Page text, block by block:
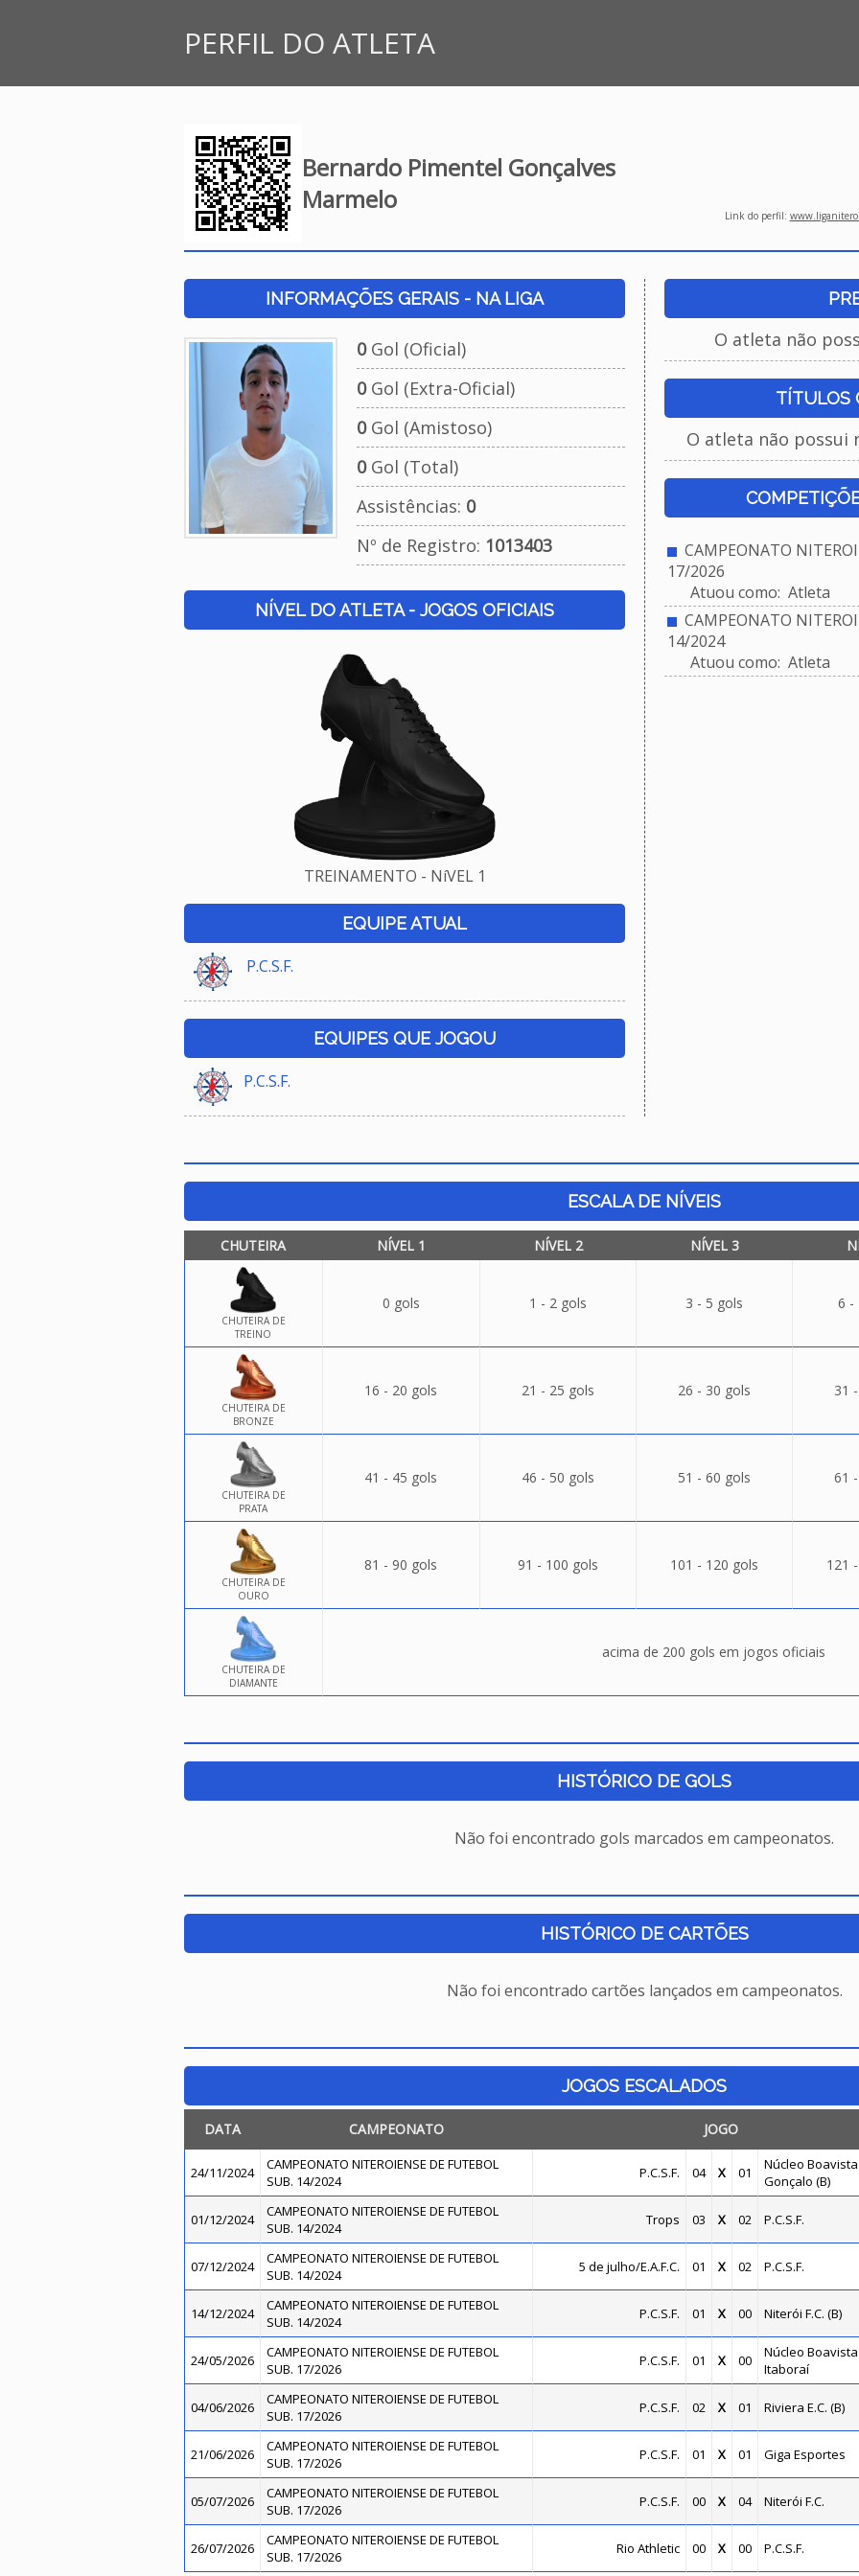
PERFIL DO ATLETA
Bernardo Pimentel Gonçalves
Marmelo
Link do perfil:
INFORMAÇÕES GERAIS - NA LIGA
0Gol (Oficial)
0Gol (Extra-Oficial)
0Gol (Amistoso)
0Gol (Total)
Assistências: 0
Nº de Registro: 1013403
NÍVEL DO ATLETA - JOGOS OFICIAIS
TREINAMENTO - NíVEL 1
EQUIPE ATUAL
P.C.S.F.
EQUIPES QUE JOGOU
P.C.S.F.
O atleta não
TÍTULOS
O atleta não possui
CAMPEONATO
17/2026
Atuou como: Atleta
CAMPEONATO
14/2024
Atuou como: Atleta
ESCALA DE NÍVEIS
CHUTEIRA NÍVEL 1 NÍVEL 2 NÍVEL 3
CHUTEIRA DE
TREINO
0 gols 1 - 2 gols 3 - 5 gols 6 -
CHUTEIRA DE
BRONZE
16 - 20 gols 21 - 25 gols 26 - 30 gols 31
CHUTEIRA DE
PRATA
41 - 45 gols 46 - 50 gols 51 - 60 gols 61
CHUTEIRA DE
OURO
81 - 90 gols 91 - 100 gols 101 - 120 gols 121
CHUTEIRA DE
DIAMANTE
acima de 200 gols em jogos oficiais
HISTÓRICO DE GOLS
Não foi encontrado gols marcados em campeonatos.
HISTÓRICO DE CARTÕES
Não foi encontrado cartões lançados em campeonatos.
JOGOS ESCALADOS
DATA CAMPEONATO JOGO
24/11/2024
CAMPEONATO NITEROIENSE DE FUTEBOL
SUB. 14/2024
P.C.S.F. 04 X 01
Núcleo
Gonçalo (B)
01/12/2024
CAMPEONATO NITEROIENSE DE FUTEBOL
SUB. 14/2024
Trops 03 X 02 P.C.S.F.
07/12/2024
CAMPEONATO NITEROIENSE DE FUTEBOL
SUB. 14/2024
5 de julho/E.A.F.C. 01 X 02 P.C.S.F.
14/12/2024
CAMPEONATO NITEROIENSE DE FUTEBOL
SUB. 14/2024
P.C.S.F. 01 X 00 Niterói F.C. (B)
24/05/2026
CAMPEONATO NITEROIENSE DE FUTEBOL
SUB. 17/2026
P.C.S.F. 01 X 00
Núcleo
Itaboraí
04/06/2026
CAMPEONATO NITEROIENSE DE FUTEBOL
SUB. 17/2026
P.C.S.F. 02 X 01 Riviera E.C. (B)
21/06/2026
CAMPEONATO NITEROIENSE DE FUTEBOL
SUB. 17/2026
P.C.S.F. 01 X 01 Giga Esportes
05/07/2026
CAMPEONATO NITEROIENSE DE FUTEBOL
SUB. 17/2026
P.C.S.F. 00 X 04 Niterói F.C.
26/07/2026
CAMPEONATO NITEROIENSE DE FUTEBOL
SUB. 17/2026
Rio Athletic 00 X 00 P.C.S.F.